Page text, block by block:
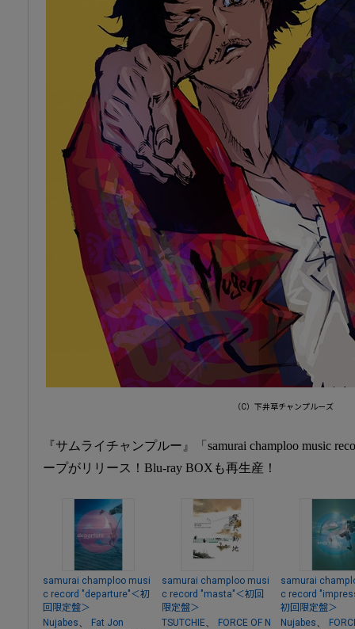
（C）下井草チャンプルーズ
『サムライチャンプルー』「samurai champloo music
ープがリリース！Blu-ray BOXも再生産！
samurai champloo musi
c record "departure"＜初
回限定盤＞
Nujabes
Fat Jon
samurai champloo musi
c record "masta"＜初回
限定盤＞
TSUTCHIE
FORCE OF N
samurai
c record
初回限定盤＞
Nujabes